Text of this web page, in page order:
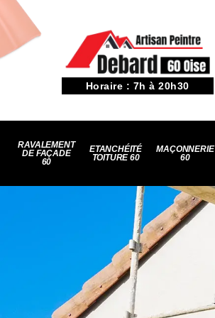
Horaire : 7h à 20h30
RAVALEMENT
DE FAÇADE
60
ETANCHÉITÉ
TOITURE 60
MAÇONNERIE
60